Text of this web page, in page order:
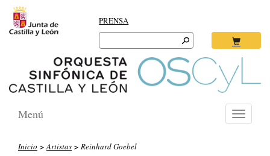
PRENSA
Search
for:
Toggle
Menú
Inicio >Artistas > Reinhard Goebel